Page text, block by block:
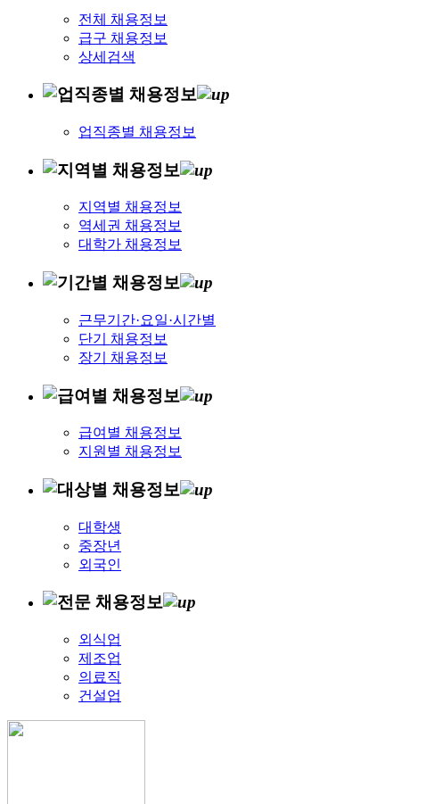
전체 채용정보
급구 채용정보
상세검색
업직종별 채용정보
지역별 채용정보
역세권 채용정보
대학가 채용정보
근무기간·요일·시간별
단기 채용정보
장기 채용정보
급여별 채용정보
지원별 채용정보
대학생
중장년
외국인
외식업
제조업
의료직
건설업